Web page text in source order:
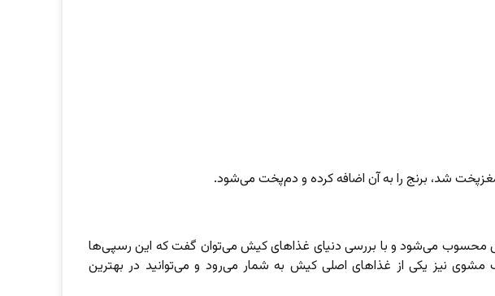
شد، برنج را به آن اضافه کرده و دم‌پخت می‌شود.
محسوب می‌شود و با بررسی دنیای غذاهای کیش می‌توان گفت که این رسپی‌ها
نیز یکی از غذاهای اصلی کیش به شمار می‌رود و می‌توانید در بهترین